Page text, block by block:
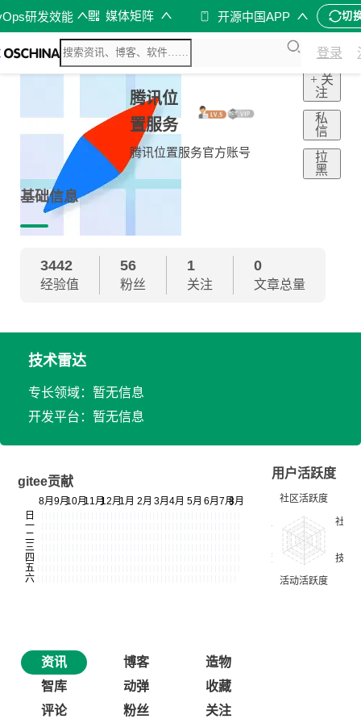
研发效能 媒体矩阵 开源中国APP 切
登录
腾讯位
置服务
腾讯位置服务官方账号
+ 关
注
私
信
拉
黑
基础信息
3442
经验值
56
粉丝
1
关注
0
文章总量
技术雷达
专长领域：暂无信息
开发平台：暂无信息
gitee贡献
用户活跃度
资讯 博客
造物
智库
动弹
收藏
评论
粉丝 关注